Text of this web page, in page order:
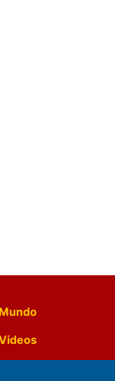
Mundo